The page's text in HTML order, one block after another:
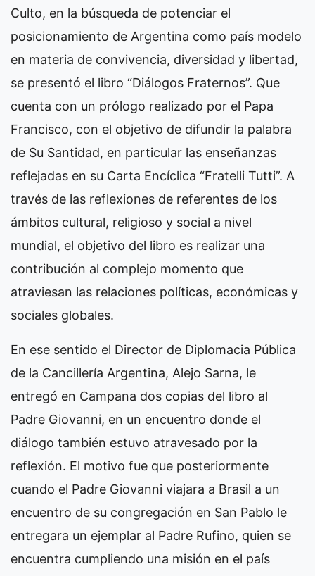
Culto, en la búsqueda de potenciar el
posicionamiento de Argentina como país modelo
en materia de convivencia, diversidad y libertad,
se presentó el libro “Diálogos Fraternos”. Que
cuenta con un prólogo realizado por el Papa
Francisco, con el objetivo de difundir la palabra
de Su Santidad, en particular las enseñanzas
reflejadas en su Carta Encíclica “Fratelli Tutti”. A
través de las reflexiones de referentes de los
ámbitos cultural, religioso y social a nivel
mundial, el objetivo del libro es realizar una
contribución al complejo momento que
atraviesan las relaciones políticas, económicas y
sociales globales.
En ese sentido el Director de Diplomacia Pública
de la Cancillería Argentina, Alejo Sarna, le
entregó en Campana dos copias del libro al
Padre Giovanni, en un encuentro donde el
diálogo también estuvo atravesado por la
reflexión. El motivo fue que posteriormente
cuando el Padre Giovanni viajara a Brasil a un
encuentro de su congregación en San Pablo le
entregara un ejemplar al Padre Rufino, quien se
encuentra cumpliendo una misión en el país